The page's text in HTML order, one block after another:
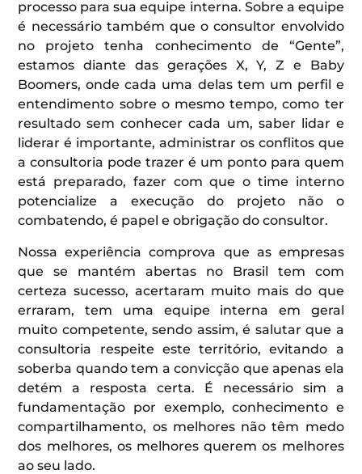
processo para sua equipe interna. Sobre a equipe
é necessário também que o consultor envolvido
no projeto tenha conhecimento de “Gente”,
estamos diante das gerações X, Y, Z e Baby
Boomers, onde cada uma delas tem um perfil e
entendimento sobre o mesmo tempo, como ter
resultado sem conhecer cada um, saber lidar e
liderar é importante, administrar os conflitos que
a consultoria pode trazer é um ponto para quem
está preparado, fazer com que o time interno
potencialize a execução do projeto não o
combatendo, é papel e obrigação do consultor.
Nossa experiência comprova que as empresas
que se mantém abertas no Brasil tem com
certeza sucesso, acertaram muito mais do que
erraram, tem uma equipe interna em geral
muito competente, sendo assim, é salutar que a
consultoria respeite este território, evitando a
soberba quando tem a convicção que apenas ela
detém a resposta certa. É necessário sim a
fundamentação por exemplo, conhecimento e
compartilhamento, os melhores não têm medo
dos melhores, os melhores querem os melhores
ao seu lado.